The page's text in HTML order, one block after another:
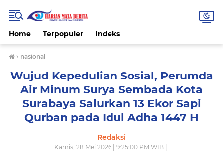
Home Terpopuler Indeks
› nasional
Wujud Kepedulian Sosial, Perumda
Air Minum Surya Sembada Kota
Surabaya Salurkan 13 Ekor Sapi
Qurban pada Idul Adha 1447 H
Redaksi
Kamis, 28 Mei 2026 | 9:25:00 PM WIB |